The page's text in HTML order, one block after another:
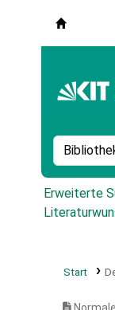
Suche
Erweiterte
Start